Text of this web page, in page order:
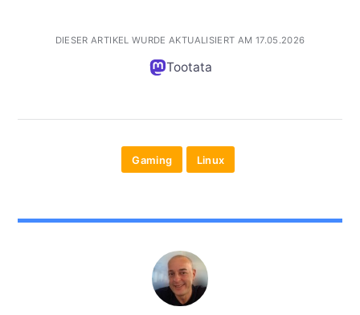
DIESER ARTIKEL WURDE AKTUALISIERT AM 17.05.2026
Tootata
Gaming Linux